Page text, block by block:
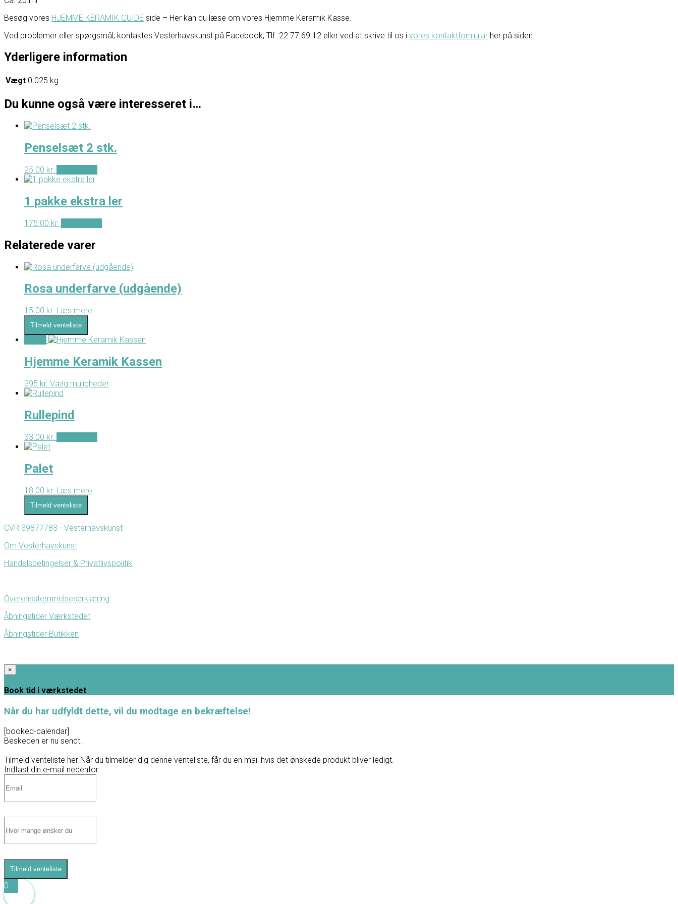
Besøg vores HJEMME KERAMIK GUIDE side – Her kan du læse om vores Hjemme Keramik Kasse.
Ved problemer eller spørgsmål, kontaktes Vesterhavskunst på Facebook, Tlf. 22 77 69 12 eller ved at skrive til os i vores kontaktformular her på siden.
Yderligere information
Vægt 0.025 kg
Du kunne også være interesseret i…
Penselsæt 2 stk.
25.00 kr.
1 pakke ekstra ler
175.00 kr.
Relaterede varer
Rosa underfarve (udgående)
15.00 kr. Læs mere
Tilmeld venteliste
Hjemme Keramik Kassen
395 kr. Vælg muligheder
Rullepind
33.00 kr.
Palet
18.00 kr. Læs mere
Tilmeld venteliste
CVR 39877783 - Vesterhavskunst
Om Vesterhavskunst
Handelsbetingelser & Privatlivspolitik
Overensstemmelseserklæring
Åbningstider Værkstedet
Åbningstider Butikken
×
Book tid i værkstedet
Når du har udfyldt dette, vil du modtage en bekræftelse!
[booked-calendar]
Beskeden er nu sendt.
Tilmeld venteliste her Når du tilmelder dig denne venteliste, får du en mail hvis det ønskede produkt bliver ledigt.
Indtast din e-mail nedenfor.
Tilmeld venteliste
0